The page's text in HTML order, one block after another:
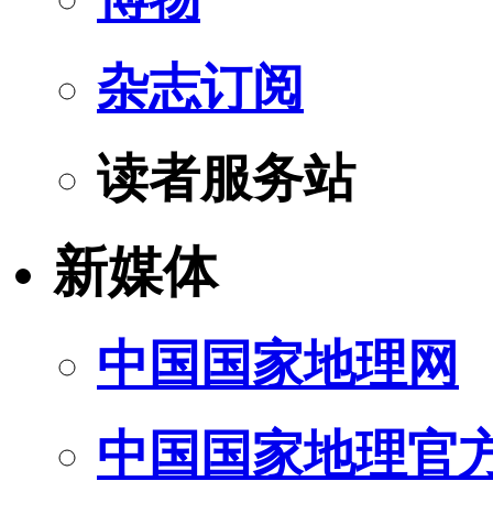
杂志订阅
读者服务站
新媒体
中国国家地理网
中国国家地理官